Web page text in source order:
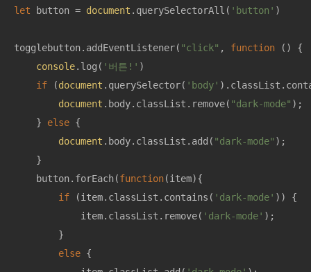
let button = document .querySelectorAll( 'button' )
togglebutton.addEventListener( "click" , function ( ) {
console.log( '버튼!' )
if (document .querySelector( 'body'
document .body.classList.remove( "dark-mode" );
    }
else {
document .body.classList.add( "dark-mode" );
    }
    button.forEach(
function(item){
if (item.classList.contains( 'dark-mode' )) {
            item.classList.remove(
'dark-mode' );
        }
else {